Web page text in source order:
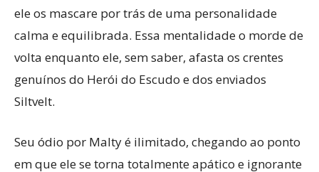
ele os mascare por trás de uma personalidade
calma e equilibrada. Essa mentalidade o morde de
volta enquanto ele, sem saber, afasta os crentes
genuínos do Herói do Escudo e dos enviados
Siltvelt.
Seu ódio por Malty é ilimitado, chegando ao ponto
em que ele se torna totalmente apático e ignorante